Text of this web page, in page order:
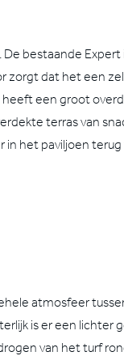
bestaande
zorgt dat het een
een groot
terras van
in het paviljoen
atmosfeer
is er een lichter
van het turf